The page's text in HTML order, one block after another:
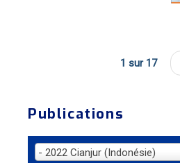
1 sur 17
Publications
- 2022 Cianjur (Indonésie)